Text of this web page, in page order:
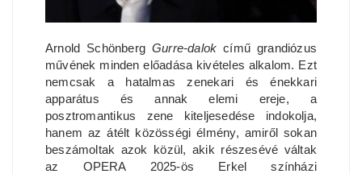
Arnold Schönberg Gurre-dalok című grandiózus
művének minden előadása kivételes alkalom. Ezt
nemcsak a hatalmas zenekari és énekkari
apparátus és annak elemi ereje, a
posztromantikus zene kiteljesedése indokolja,
hanem az átélt közösségi élmény, amiről sokan
beszámoltak azok közül, akik részesévé váltak
az OPERA 2025-ös Erkel színházi